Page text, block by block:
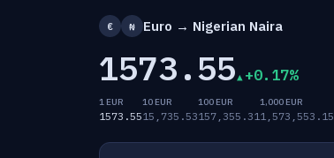
€ ₦ Euro → Nigerian Naira
1573.55 +0.17%
1 EUR
1573.55
10 EUR
15,735.53
100 EUR
157,355.31
1,000 EUR
1,573,553.15